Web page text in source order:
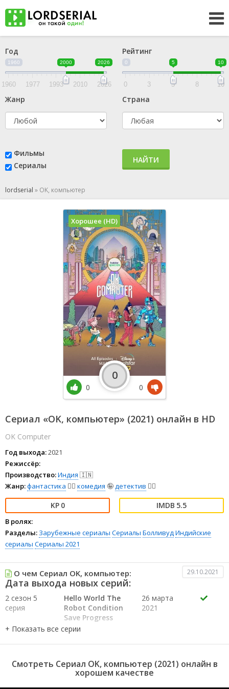
Год
1960 2000 2026
1960 1977 1993 2010 2026
Рейтинг
0 5 10
0 3 5 8 10
Жанр Страна
Фильмы
Сериалы
НАЙТИ
lordserial » OK, компьютер
Сериал «OK, компьютер» (2021) онлайн в HD
OK Computer
Год выхода:2021
Режиссёр:
Производство:Индия 🇮🇳
Жанр:фантастика 🧙‍♀️ комедия 🤪детектив 🕵️‍♂️
0 5.5
В ролях:
Разделы: Зарубежные сериалы Сериалы БолливудИндийские
сериалы Сериалы 2021
Хорошее (HD)
0
0
0
О чем Сериал OK, компьютер: 29.10.2021
Дата выхода новых серий:
2 сезон 5
серия
Hello World The
Robot Condition
Save Progress
Ctrl + Ajeeb +
Of Messiah
26 марта
2021
1 сезон 6
Hello World
26 марта
2021
1 сезон 5
The Robot
26 марта
Смотреть Сериал OK, компьютер (2021) онлайн в
хорошем качестве